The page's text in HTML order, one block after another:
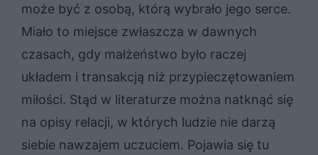
może być z osobą, którą wybrało jego serce.
Miało to miejsce zwłaszcza w dawnych
czasach, gdy małżeństwo było raczej
układem i transakcją niż przypieczętowaniem
miłości. Stąd w literaturze można natknąć się
na opisy relacji, w których ludzie nie darzą
siebie nawzajem uczuciem. Pojawia się tu